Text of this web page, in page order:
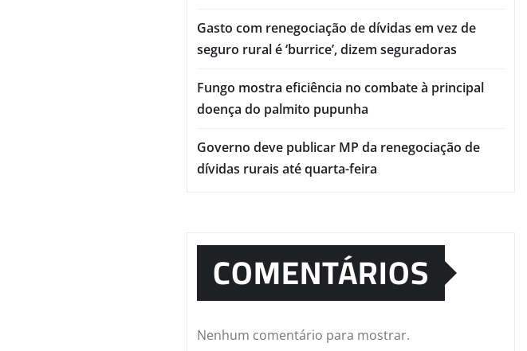
Gasto com renegociação de dívidas em vez de
seguro rural é ‘burrice’, dizem seguradoras
Fungo mostra eficiência no combate à principal
doença do palmito pupunha
Governo deve publicar MP da renegociação de
dívidas rurais até quarta-feira
COMENTÁRIOS
Nenhum comentário para mostrar.